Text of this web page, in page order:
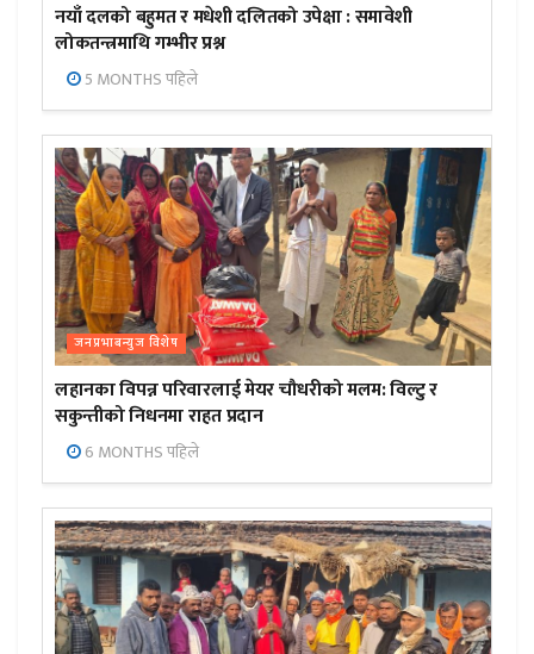
नयाँ दलको बहुमत र मधेशी दलितको उपेक्षा : समावेशी
लोकतन्त्रमाथि गम्भीर प्रश्न
5 MONTHS पहिले
जनप्रभाबन्युज विशेष
लहानका विपन्न परिवारलाई मेयर चौधरीको मलम: विल्टु र
सकुन्तीको निधनमा राहत प्रदान
6 MONTHS पहिले